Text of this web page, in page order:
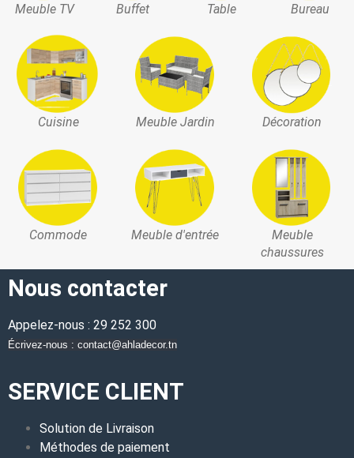
Meuble TV Buffet Table Bureau
Cuisine Meuble Jardin Décoration
Commode Meuble d'entrée
Meuble
chaussures
Nous contacter
Appelez-nous : 29 252 300
Écrivez-nous : contact@ahladecor.tn
SERVICE CLIENT
Solution de Livraison
Méthodes de paiement